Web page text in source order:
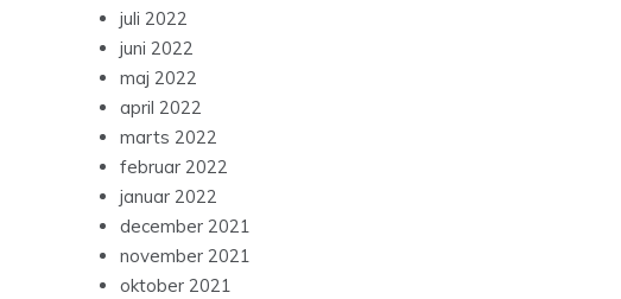
juli 2022
juni 2022
maj 2022
april 2022
marts 2022
februar 2022
januar 2022
december 2021
november 2021
oktober 2021